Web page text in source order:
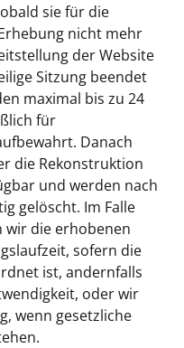
sie für die
nicht mehr
der Website
Sitzung beendet
maximal bis zu 24
für
Danach
die Rekonstruktion
und werden nach
gelöscht. Im Falle
wir die erhobenen
sofern die
ist, andernfalls
oder wir
wenn gesetzliche